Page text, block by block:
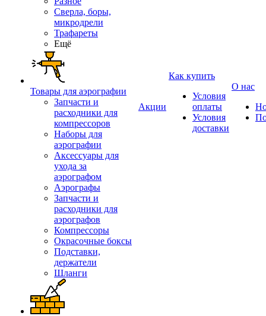
Сверла, боры,
микродрели
Трафареты
Ещё
Товары для аэрографии
Запчасти и
расходники для
компрессоров
Наборы для
аэрографии
Аксессуары для
ухода за
аэрографом
Аэрографы
Запчасти и
расходники для
аэрографов
Компрессоры
Окрасочные боксы
Подставки,
держатели
Шланги
Акции
Как купить
Условия
оплаты
Условия
доставки
О нас